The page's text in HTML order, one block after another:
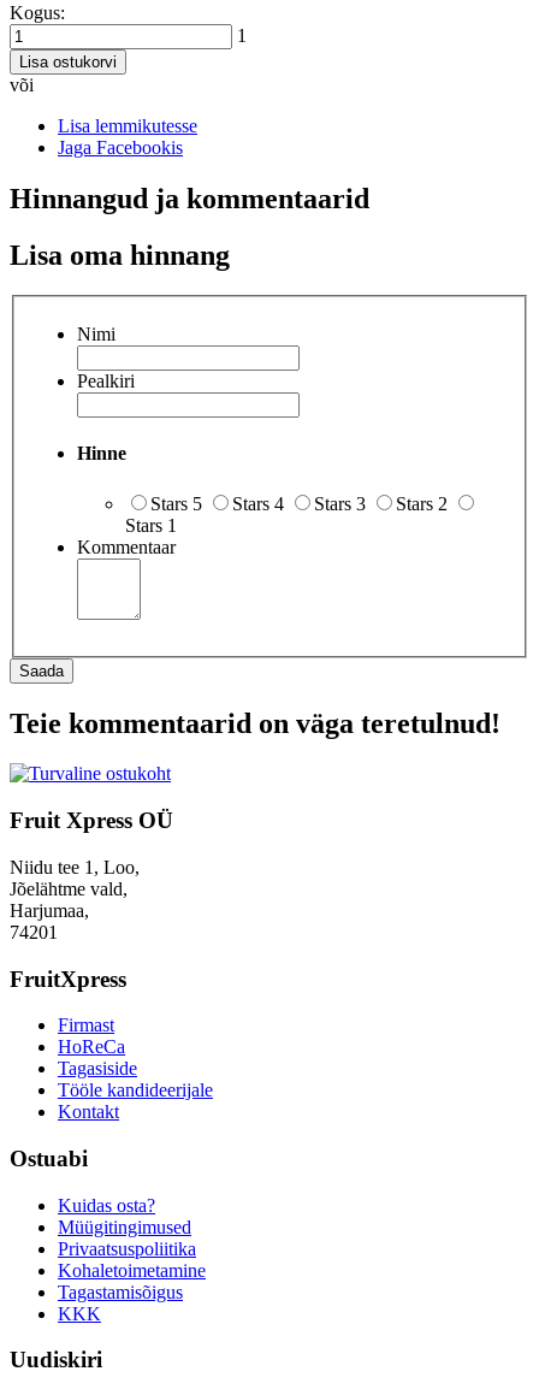
Kogus:
1
Lisa ostukorvi
või
Lisa lemmikutesse
Jaga Facebookis
Hinnangud ja kommentaarid
Lisa oma hinnang
Nimi
Pealkiri
Hinne
Stars 5 Stars 4 Stars 3
Stars 2
Stars 1
Kommentaar
Saada
Teie kommentaarid on väga teretulnud!
Fruit Xpress OÜ
Niidu tee 1, Loo,
Jõelähtme vald,
Harjumaa,
74201
FruitXpress
Firmast
HoReCa
Tagasiside
Tööle kandideerijale
Kontakt
Ostuabi
Kuidas osta?
Müügitingimused
Privaatsuspoliitika
Kohaletoimetamine
Tagastamisõigus
KKK
Uudiskiri